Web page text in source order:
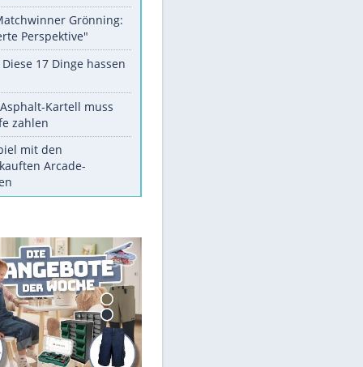
Unsere Themen-Highlights
Drohne dringt im Luftraum von
Durch die Jahre mit Panikrocker
Udo Lindenberg
"Veränderte Perspektive"
Vorsicht: Diese 17 Dinge hassen
Katzen
Illegales Asphalt-Kartell muss
Mio-Strafe zahlen